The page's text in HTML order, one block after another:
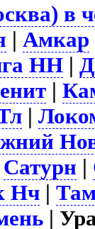
в
|Амкар
НН |
|
|
Сатурн |
Нч |
|